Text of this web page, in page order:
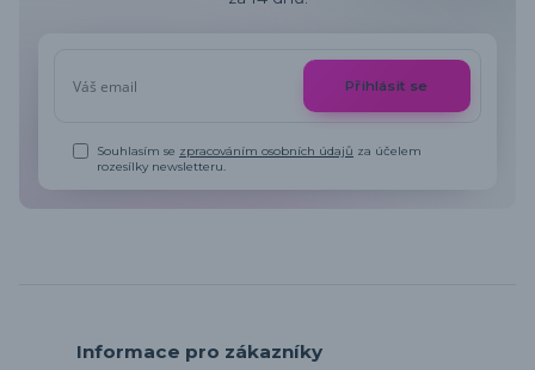
Přihlásit se
Souhlasím se zpracováním osobních údajů za účelem
rozesílky newsletteru.
Informace pro zákazníky